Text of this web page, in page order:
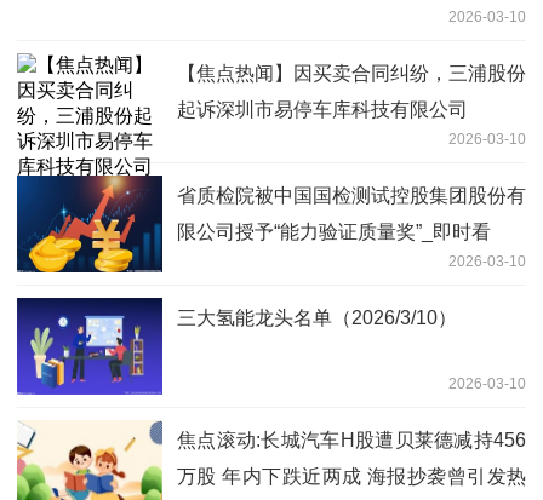
2026-03-10
【焦点热闻】因买卖合同纠纷，三浦股份
起诉深圳市易停车库科技有限公司
2026-03-10
省质检院被中国国检测试控股集团股份有
限公司授予“能力验证质量奖”_即时看
2026-03-10
三大氢能龙头名单（2026/3/10）
2026-03-10
焦点滚动:长城汽车H股遭贝莱德减持456
万股 年内下跌近两成 海报抄袭曾引发热